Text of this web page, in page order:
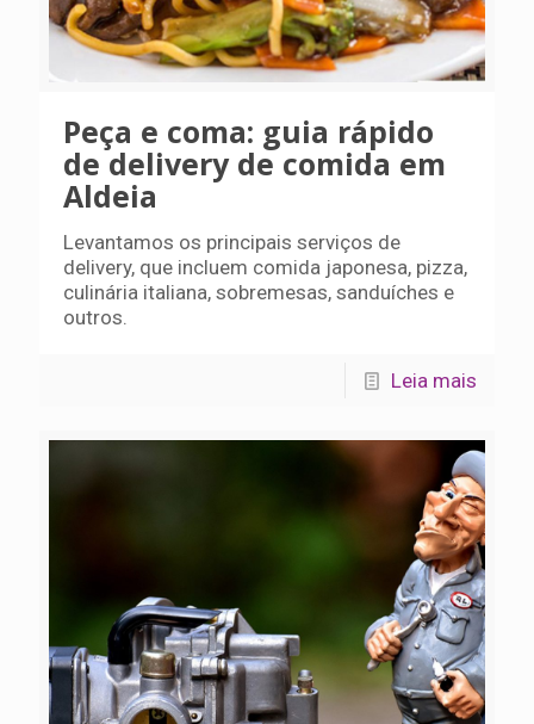
Peça e coma: guia rápido
de delivery de comida em
Aldeia
Levantamos os principais serviços de
delivery, que incluem comida japonesa, pizza,
culinária italiana, sobremesas, sanduíches e
outros.
Leia mais